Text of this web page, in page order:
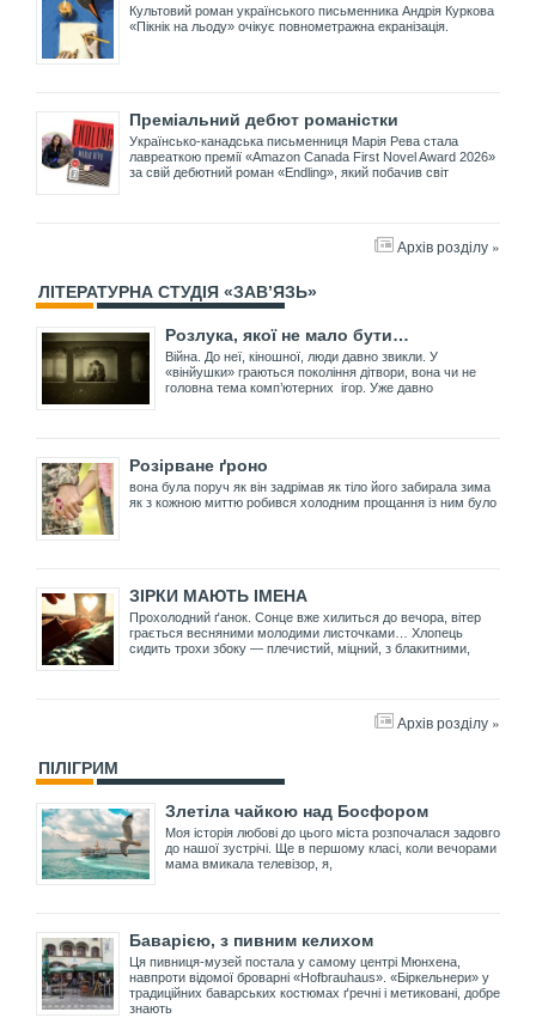
Культовий роман українського письменника Андрія Куркова
«Пікнік на льоду» очікує повнометражна екранізація.
Преміальний дебют романістки
Українсько-канадська письменниця Марія Рева стала
лавреаткою премії «Amazon Canada First Novel Award 2026»
за свій дебютний роман «Endling», який побачив світ
Архів розділу »
ЛІТЕРАТУРНА СТУДІЯ «ЗАВ’ЯЗЬ»
Розлука, якої не мало бути…
Війна. До неї, кіношної, люди давно звикли. У
«вінйушки» граються покоління дітвори, вона чи не
головна тема комп’ютерних ігор. Уже давно
Розірване ґроно
вона була поруч як він задрімав як тіло його забирала зима
як з кожною миттю робився холодним прощання із ним було
ЗІРКИ МАЮТЬ ІМЕНА
Прохолодний ґанок. Сонце вже хилиться до вечора, вітер
грається весняними молодими листочками… Хлопець
сидить трохи збоку — плечистий, міцний, з блакитними,
Архів розділу »
ПІЛІГРИМ
Злетіла чайкою над Босфором
Моя історія любові до цього міста розпочалася задовго
до нашої зустрічі. Ще в першому класі, коли вечорами
мама вмикала телевізор, я,
Баварією, з пивним келихом
Ця пивниця-музей постала у самому центрі Мюнхена,
навпроти відомої броварні «Hofbrauhaus». «Біркельнери» у
традиційних баварських костюмах ґречні і метиковані, добре
знають